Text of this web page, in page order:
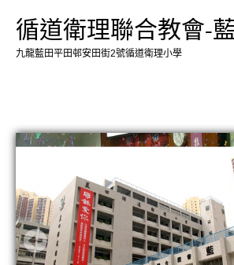
循道衛理聯合教會-
九龍藍田平田邨安田街2號循道衛理小學